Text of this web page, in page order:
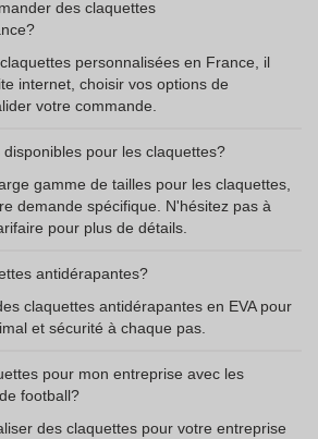
des claquettes
personnalisées en France, il
internet, choisir vos options de
votre commande.
pour les claquettes?
gamme de tailles pour les claquettes,
demande spécifique. N'hésitez pas à
pour plus de détails.
antidérapantes?
claquettes antidérapantes en EVA pour
et sécurité à chaque pas.
pour mon entreprise avec les
football?
des claquettes pour votre entreprise